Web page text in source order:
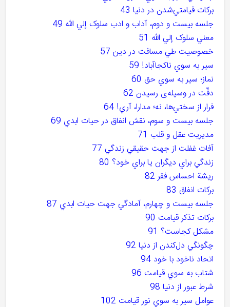
برکات قيامتي‌شدن در دنيا 43
جلسه بيست و دوم، آداب و ادب سلوک إلي الله 49
معني سلوک إلي الله 51
خصوصيت طي مسافت در دين 57
سير به سوي ناکجاآباد! 59
نماز؛ سير به سوي حق 60
دقّت در وسيله‌ی رسيدن 62
فرار از سختي‌ها، نه؛ مدارا، آري! 64
جلسه بيست و سوم، نقش انفاق در حيات ابدي 69
مديريت عقل و قلب 71
آفات غفلت از جهت حقيقي زندگي 77
زندگي براي ديگران يا براي خود؟ 80
ريشة احساس فقر 82
برکات انفاق 83
جلسه بيست و چهارم، آمادگي جهت حيات ابدي 87
برکات تذکر قيامت 90
مشکل کجاست؟ 91
چگونگي دل‌‌کندن از دنيا 92
اتحاد ناخود با خود 94
شتاب به سوي قيامت 96
شرط عبور از دنيا 98
عوامل سير به سوي نور قيامت 102